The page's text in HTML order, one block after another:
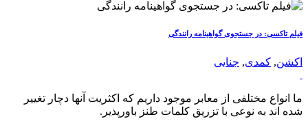
فیلم تاکسی: در جستجوی گواهینامه رانندگی
اکشن, کمدی, جنایی
ما انواع مختلفی از معابر موجود داریم که اکثریت آنها دچار تغییر
شده اند به نوعی با تزریق کلمات طنز باورپذیر.